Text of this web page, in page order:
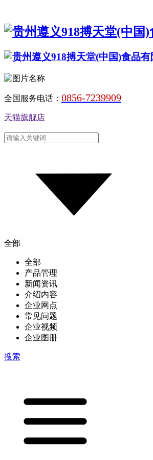
全国服务电话： 0856-7239909
天猫旗舰店
全部
全部
产品管理
新闻资讯
介绍内容
企业网点
常见问题
企业视频
企业图册
搜索